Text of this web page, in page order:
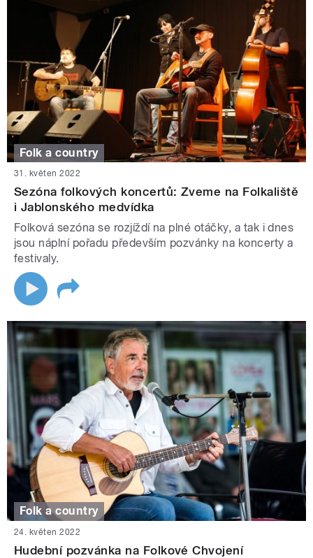
Folk a country
31. květen 2022
Sezóna folkových koncertů: Zveme na Folkaliště
i Jablonského medvídka
Folková sezóna se rozjíždí na plné otáčky, a tak i dnes
jsou náplní pořadu především pozvánky na koncerty a
festivaly.
Folk a country
24. květen 2022
Hudební pozvánka na Folkové Chvojení